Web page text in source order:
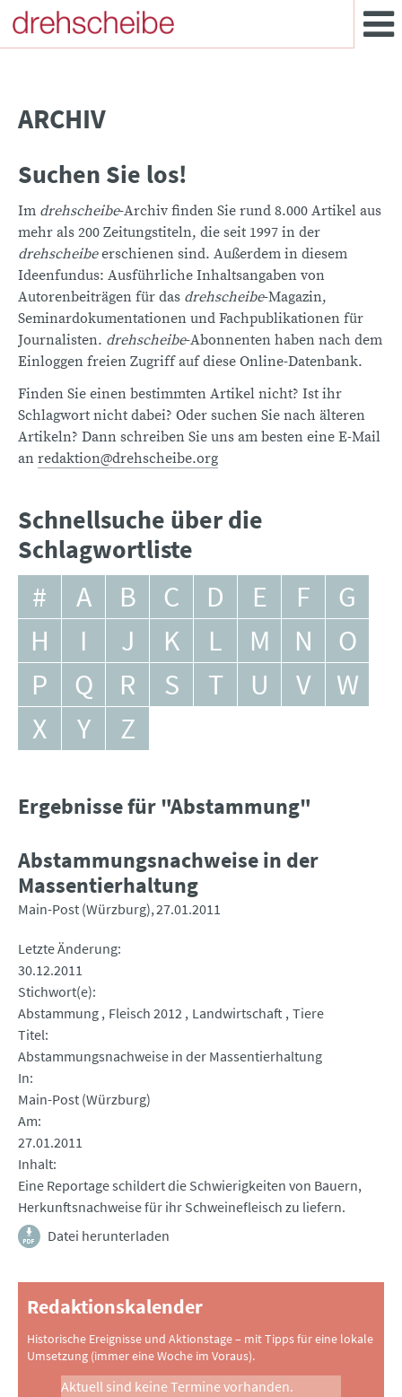
ARCHIV
Suchen Sie los!
Im drehscheibe-Archiv finden Sie rund 8.000 Artikel aus
mehr als 200 Zeitungstiteln, die seit 1997 in der
drehscheibeerschienen sind. Außerdem in diesem
Ideenfundus: Ausführliche Inhaltsangaben von
Autorenbeiträgen für das drehscheibe-Magazin,
Seminardokumentationen und Fachpublikationen für
Journalisten. drehscheibe-Abonnenten haben nach dem
Einloggen freien Zugriff auf diese Online-Datenbank.
Finden Sie einen bestimmten Artikel nicht? Ist ihr
Schlagwort nicht dabei? Oder suchen Sie nach älteren
Artikeln? Dann schreiben Sie uns am besten eine E-Mail
an redaktion@drehscheibe.org
Schnellsuche über die
Schlagwortliste
# A B C D E F
G
H
I J K L M N
O
P
Q R S T U V
W
X
Y Z
Ergebnisse für "Abstammung"
Abstammungsnachweise in der
Massentierhaltung
Main-Post (Würzburg) 27.01.2011
Letzte Änderung
30.12.2011
Stichwort(e)
Abstammung Fleisch 2012 Landwirtschaft Tiere
Titel
Abstammungsnachweise in der Massentierhaltung
In
Main-Post (Würzburg)
Am
27.01.2011
Inhalt
Eine Reportage schildert die Schwierigkeiten von Bauern,
Herkunftsnachweise für ihr Schweinefleisch zu liefern.
Datei herunterladen
Redaktionskalender
Historische Ereignisse und Aktionstage – mit Tipps für eine lokale
Umsetzung (immer eine Woche im Voraus).
Aktuell sind keine Termine vorhanden.